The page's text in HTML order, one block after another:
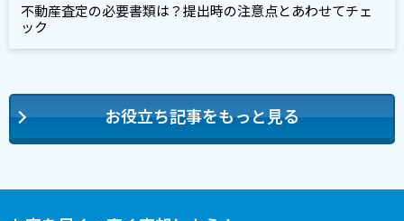
不動産査定の必要書類は？提出時の注意点とあわせてチェ
ック
お役立ち記事をもっと見る